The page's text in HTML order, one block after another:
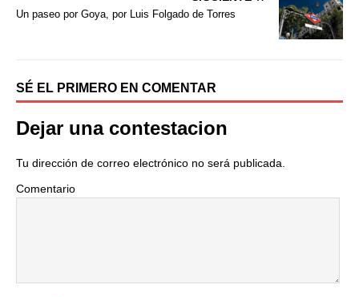
k
i
Un paseo por Goya, por Luis Folgado de Torres
SÉ EL PRIMERO EN COMENTAR
Dejar una contestacion
Tu dirección de correo electrónico no será publicada.
Comentario